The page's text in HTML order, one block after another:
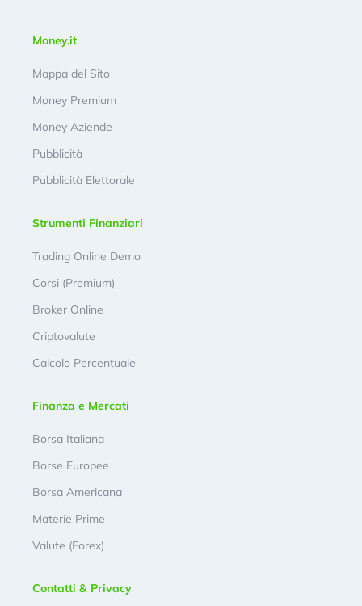
Money.it
Mappa del Sito
Money Premium
Money Aziende
Pubblicità
Pubblicità Elettorale
Strumenti Finanziari
Trading Online Demo
Corsi (Premium)
Broker Online
Criptovalute
Calcolo Percentuale
Finanza e Mercati
Borsa Italiana
Borse Europee
Borsa Americana
Materie Prime
Valute (Forex)
Contatti & Privacy